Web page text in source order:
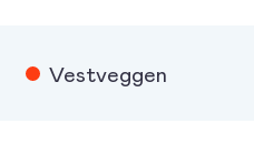
Vestveggen